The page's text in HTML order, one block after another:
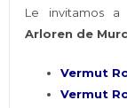
Le invitamos
Arloren de
Vermut
Vermut